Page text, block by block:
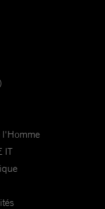
l'Homme
IT